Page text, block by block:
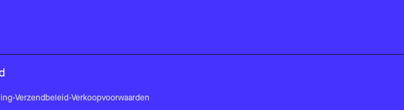
-Verzendbeleid-Verkoopvoorwaarden